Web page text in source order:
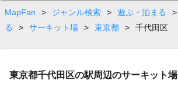
MapFan
> ジャンル検索 > 遊ぶ・泊まる >
る
> サーキット場 > 東京都 > 千代田区
東京都千代田区の駅周辺のサーキット場